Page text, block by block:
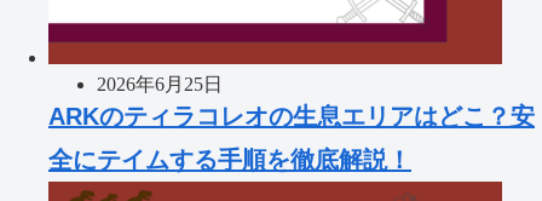
2026年6月25日
ARKのティラコレオの生息エリアはどこ？安
全にテイムする手順を徹底解説！